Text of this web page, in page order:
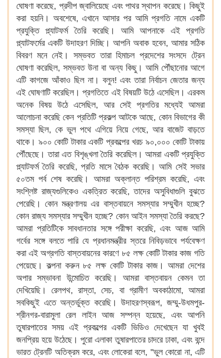
ঘোষণা করেছে, প্রদীপ জ্বালিয়েছে এবং পাথর স্থাপন করেছে। কিছুই
করা হয়নি। অবশেষে, এখানে আসার পর আমি প্রগতি নামে একটি
প্রযুক্তি প্ল্যাটফর্ম তৈরি করেছি। আমি আপনাকে এই প্রগতি
প্ল্যাটফর্মের একটি উদাহরণ দিচ্ছি। আপনি অবাক হবেন, আমার সঠিক
বিবরণ মনে নেই। সম্ভবত তারা হিমাচল প্রদেশের সংসদে ট্রেন
ঘোষণা করেছিল, সম্ভবত উনা বা অন্য কিছু। আমি পৌঁছানোর আগে
এটি কাগজে আঁকাও ছিল না। বলুন! এবং তারা নির্বাচন জেতার জন্য
এই ঘোষণাটি করেছিল। প্রগতিতে এই বিষয়টি উঠে এসেছিল। এরকম
অনেক বিষয় উঠে এসেছিল, আর সেই প্রগতির মধ্যেই আমরা
আলোচনা করেছি কেন প্রতিটি প্রকল্প আটকে আছে, কোন বিভাগের কী
সমস্যা ছিল, কে ভুল পথে এগিয়ে নিয়ে গেছে, আর বাজেট বাড়তে
থাকে। ৯০০ কোটি টাকার একটি প্রকল্পের খরচ ৯০,০০০ কোটি টাকায়
পৌঁছেছে। তারা এত বিশৃঙ্খলা তৈরি করেছিল। আমরা একটি প্রযুক্তি
প্ল্যাটফর্ম তৈরি করেছি, প্রতি মাসে বৈঠক করেছি। আমি সেই সভার
৫০তম পর্ব শেষ করেছি। আমরা অক্লান্ত পরিশ্রম করেছি, এবং
সংশ্লিষ্ট রাজ্যগুলিকেও একত্রিত করেছি, তাদের অসুবিধাগুলি বুঝতে
পেরেছি। কোন মন্ত্রণালয় এর বাস্তবায়নে সমস্যার সম্মুখীন হচ্ছে?
কোন রাজ্য সমস্যার সম্মুখীন হচ্ছে? কোন আইন সমস্যা তৈরি করছে?
আমরা প্রতিটিকে সাবধানতার সঙ্গে পরীক্ষা করেছি, এবং আজ আমি
গর্বের সঙ্গে বলতে পারি যে প্রধানমন্ত্রীর স্তরে নিবিড়ভাবে পর্যবেক্ষণ
করা এই অগ্রগতি বাস্তবায়নের কারণে ৮৫ লক্ষ কোটি টাকার কাজ গতি
পেয়েছে। কল্পনা করুন ৮৫ লক্ষ কোটি টাকার কাজ। আমরা দেশের
অপার সম্ভাবনা উন্মোচিত করেছি। আমরা বাস্তবায়ন কেমন তা
দেখিয়েছি। রেলপথ, রাস্তা, সেচ, বা গ্রামীণ অবকাঠামো, আমরা
সবকিছুই এতে অন্তর্ভুক্ত করেছি। উদাহরণস্বরূপ, জম্মু-উধমপুর-
শ্রীনগর-বারামুলা রেল লাইন আজ সম্পন্ন হয়েছে, এবং আপনি
তুষারপাতের সময় এই প্রকল্পের একটি ভিডিও দেখেছেন যা খুবই
জনপ্রিয় হয়ে উঠেছে। পুরো এলাকা তুষারপাতের চাদরে ঢাকা, এবং বন্দে
ভারত ট্রেনটি অতিক্রম করে, এবং লোকেরা বলে, "ভুল কোরো না, এটি